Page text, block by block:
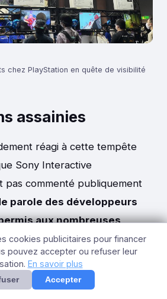
chez PlayStation en quête de visibilité
assainies
réagi à cette tempête
Sony Interactive
pas commenté publiquement
parole des développeurs
aux nombreuses
portées par Yoshida de
désireuses de se mettre
plateformes de
cookies publicitaires pour financer
pouvez accepter ou refuser leur
En savoir plus
Accepter